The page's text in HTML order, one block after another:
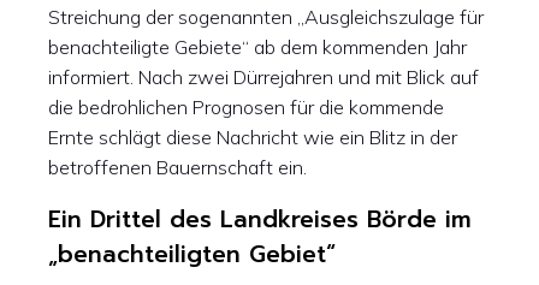
Streichung der sogenannten „Ausgleichszulage für
benachteiligte Gebiete“ ab dem kommenden Jahr
informiert. Nach zwei Dürrejahren und mit Blick auf
die bedrohlichen Prognosen für die kommende
Ernte schlägt diese Nachricht wie ein Blitz in der
betroffenen Bauernschaft ein.
Ein Drittel des Landkreises Börde im
„benachteiligten Gebiet“